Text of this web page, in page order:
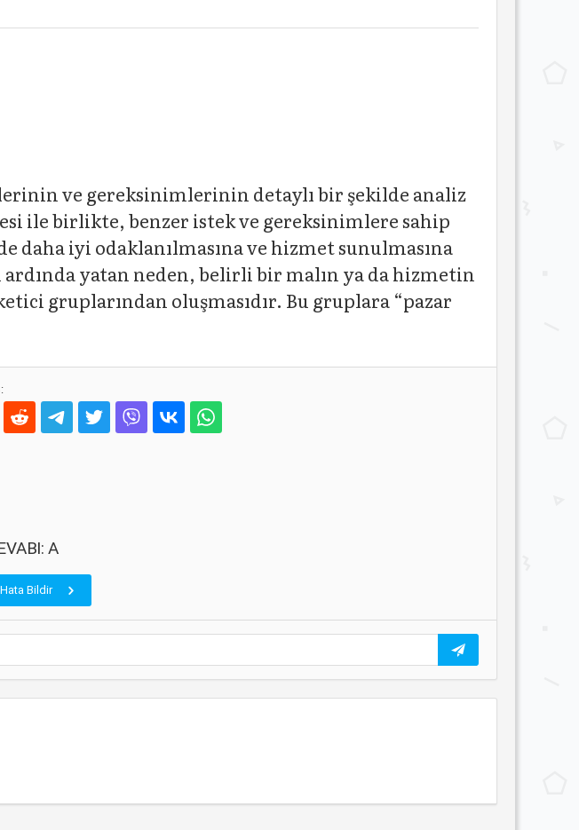
ve gereksinimlerinin detaylı bir şekilde analiz
ile birlikte, benzer istek ve gereksinimlere sahip
iyi odaklanılmasına ve hizmet sunulmasına
yatan neden, belirli bir malın ya da hizmetin
gruplarından oluşmasıdır. Bu gruplara “pazar
A
Hata Bildir